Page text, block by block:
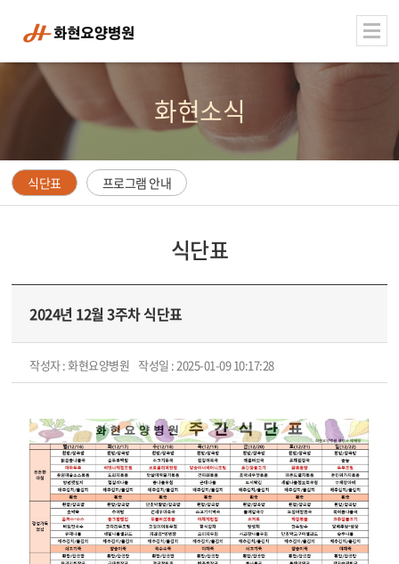
화현소식
식단표 프로그램 안내
식단표
2024년 12월 3주차 식단표
작성자 : 화현요양병원 작성일 : 2025-01-09 10:17:28